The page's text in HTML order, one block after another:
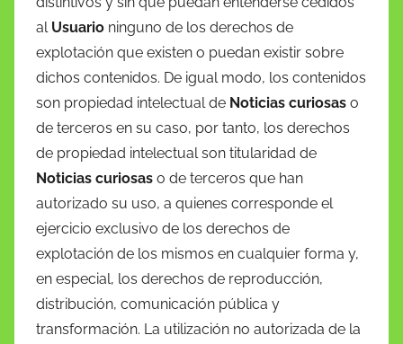
al Usuario ninguno de los derechos de
explotación que existen o puedan existir sobre
dichos contenidos. De igual modo, los contenidos
son propiedad intelectual de Noticias curiosas o
de terceros en su caso, por tanto, los derechos
de propiedad intelectual son titularidad de
Noticias curiosas o de terceros que han
autorizado su uso, a quienes corresponde el
ejercicio exclusivo de los derechos de
explotación de los mismos en cualquier forma y,
en especial, los derechos de reproducción,
distribución, comunicación pública y
transformación. La utilización no autorizada de la